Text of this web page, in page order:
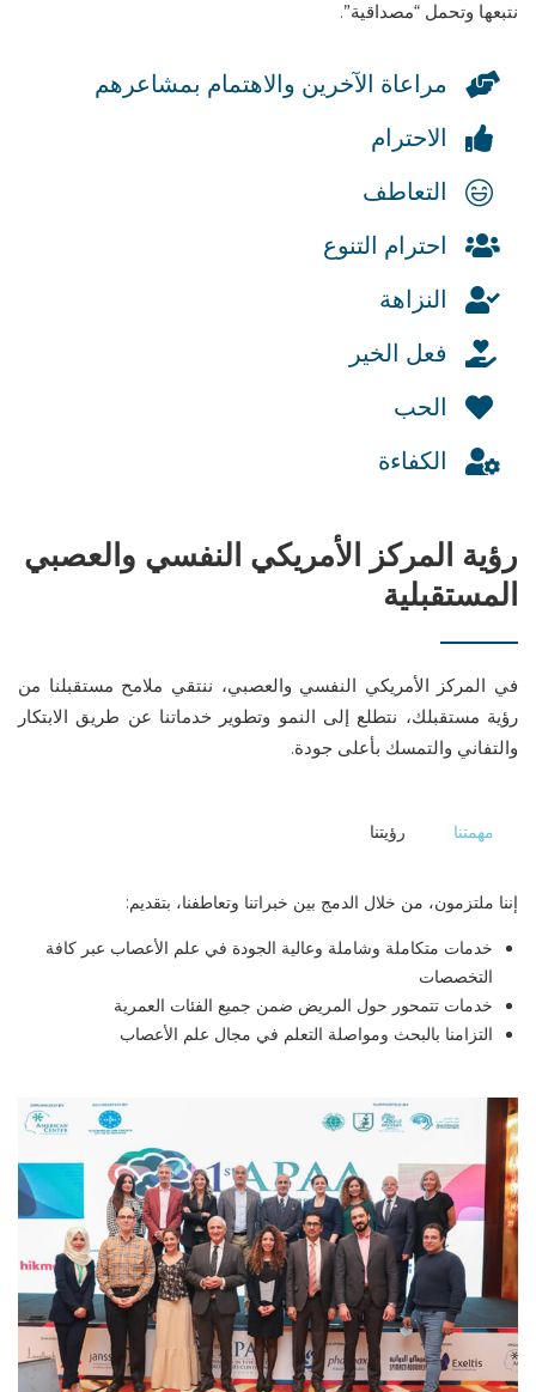
نتبعها وتحمل “مصداقية”.
مراعاة الآخرين والاهتمام بمشاعرهم
الاحترام
التعاطف
احترام التنوع
النزاهة
فعل الخير
الحب
الكفاءة
رؤية المركز الأمريكي النفسي والعصبي
المستقبلية
في المركز الأمريكي النفسي والعصبي، ننتقي ملامح مستقبلنا من
رؤية مستقبلك، نتطلع إلى النمو وتطوير خدماتنا عن طريق الابتكار
والتفاني والتمسك بأعلى جودة.
مهمتنا رؤيتنا
إننا ملتزمون، من خلال الدمج بين خبراتنا وتعاطفنا، بتقديم:
خدمات متكاملة وشاملة وعالية الجودة في علم الأعصاب عبر كافة
التخصصات
خدمات تتمحور حول المريض ضمن جميع الفئات العمرية
التزامنا بالبحث ومواصلة التعلم في مجال علم الأعصاب